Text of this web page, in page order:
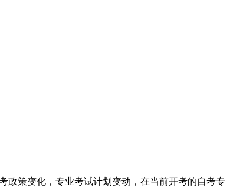
政策变化，专业考试计划变动，在当前开考的自考专